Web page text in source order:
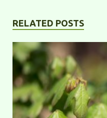
RELATED POSTS